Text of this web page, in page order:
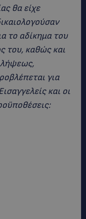
θα είχε
το αδίκημα του
του, καθώς και
για
και οι